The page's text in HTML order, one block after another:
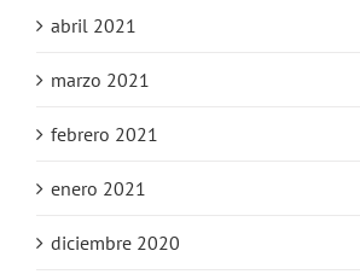
abril 2021
marzo 2021
febrero 2021
enero 2021
diciembre 2020